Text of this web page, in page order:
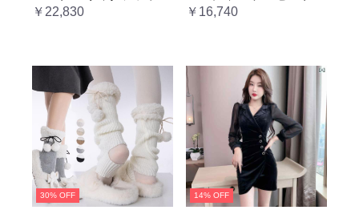
ョン レトロ風 クラシカ
￥22,830
レディース コスチューム
￥16,740
30% OFF 14% OFF